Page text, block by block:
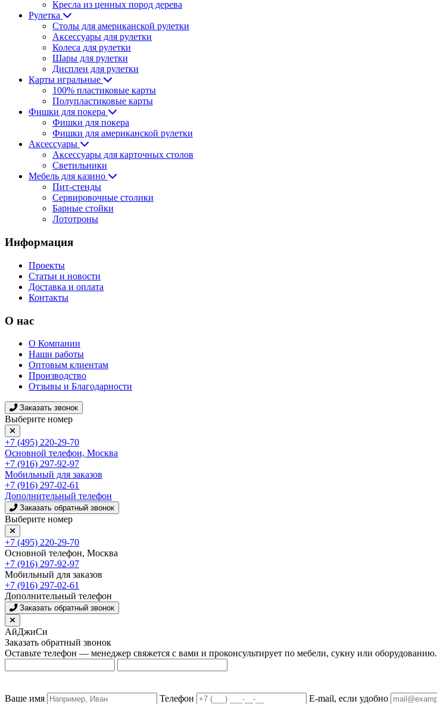
Кресла из ценных пород дерева
Рулетка
Столы для американской рулетки
Аксессуары для рулетки
Колеса для рулетки
Шары для рулетки
Дисплеи для рулетки
Карты игральные
100% пластиковые карты
Полупластиковые карты
Фишки для покера
Фишки для покера
Фишки для американской рулетки
Аксессуары
Аксессуары для карточных столов
Светильники
Мебель для казино
Пит-стенды
Сервировочные столики
Барные стойки
Лототроны
Информация
Проекты
Статьи и новости
Доставка и оплата
Контакты
О нас
О Компании
Наши работы
Оптовым клиентам
Производство
Отзывы и Благодарности
Заказать звонок
Выберите номер
+7 (495) 220-29-70
Основной телефон, Москва
+7 (916) 297-92-97
Мобильный для заказов
+7 (916) 297-02-61
Дополнительный телефон
Заказать обратный звонок
Выберите номер
+7 (495) 220-29-70
Основной телефон, Москва
+7 (916) 297-92-97
Мобильный для заказов
+7 (916) 297-02-61
Дополнительный телефон
Заказать обратный звонок
АйДжиСи
Заказать обратный звонок
Оставьте телефон — менеджер свяжется с вами и проконсультирует по мебели, сукну или оборудованию.
Ваше имя Телефон E-mail, если удобно